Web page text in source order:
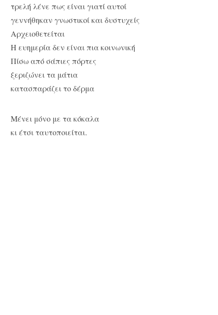
τρελή λένε πως είναι γιατί αυτοί
γεννήθηκαν γνωστικοί και δυστυχείς
Αρχειοθετείται
Η ευημερία δεν είναι πια κοινωνική
Πίσω από σάπιες πόρτες
ξεριζώνει τα μάτια
κατασπαράζει το δέρμα
Μένει μόνο με τα κόκαλα
κι έτσι ταυτοποιείται.